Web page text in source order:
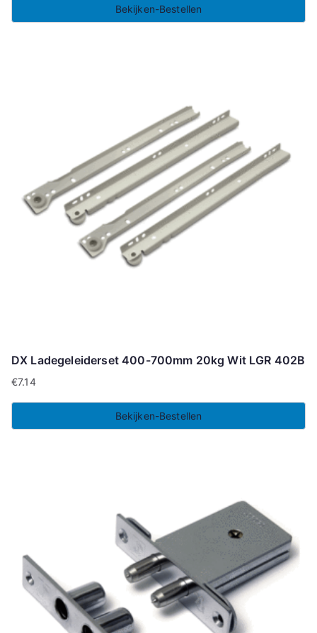
Bekijken-Bestellen
DX Ladegeleiderset 400-700mm 20kg Wit LGR 402B
€7.14
Bekijken-Bestellen